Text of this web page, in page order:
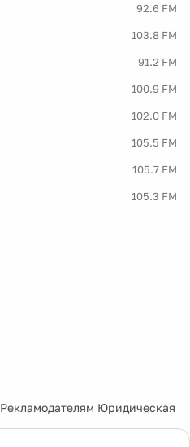
92.6 FM
103.8 FM
91.2 FM
100.9 FM
102.0 FM
105.5 FM
105.7 FM
105.3 FM
Рекламодателям Юридическая